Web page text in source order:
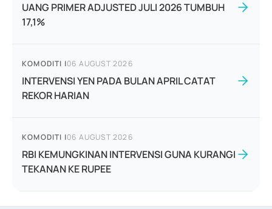
UANG PRIMER ADJUSTED JULI 2026 TUMBUH
17,1%
KOMODITI |06 AUGUST 2026
INTERVENSI YEN PADA BULAN APRIL CATAT
REKOR HARIAN
KOMODITI |06 AUGUST 2026
RBI KEMUNGKINAN INTERVENSI GUNA KURANGI
TEKANAN KE RUPEE